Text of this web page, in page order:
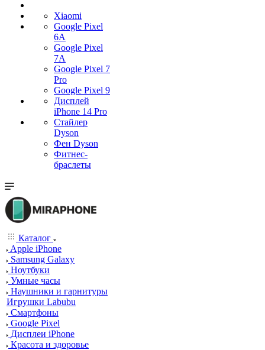
Xiaomi
Google Pixel
6A
Google Pixel
7А
Google Pixel 7
Pro
Google Pixel 9
Дисплей
iPhone 14 Pro
Стайлер
Dyson
Фен Dyson
Фитнес-
браслеты
Каталог
Apple iPhone
Samsung Galaxy
Ноутбуки
Умные часы
Наушники и гарнитуры
Игрушки Labubu
Смартфоны
Google Pixel
Дисплеи iPhone
Красота и здоровье